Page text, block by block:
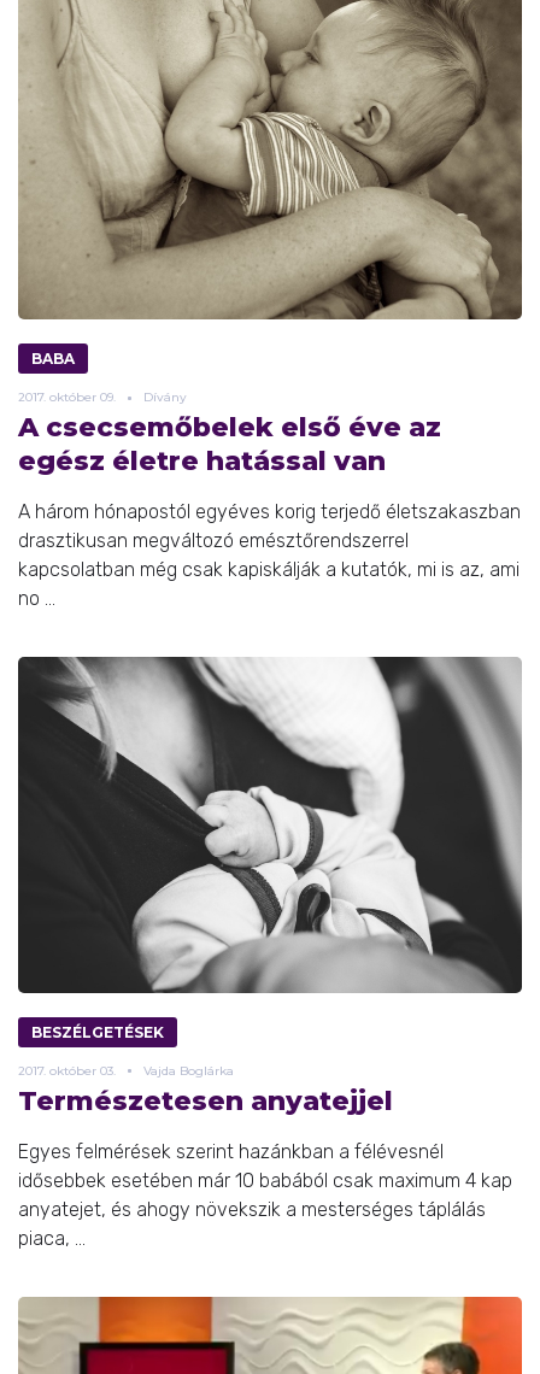
BABA
2017. október 09. Dívány
A csecsemőbelek első éve az
egész életre hatással van
A három hónapostól egyéves korig terjedő életszakaszban
drasztikusan megváltozó emésztőrendszerrel
kapcsolatban még csak kapiskálják a kutatók, mi is az, ami
no ...
BESZÉLGETÉSEK
2017. október 03. Vajda Boglárka
Természetesen anyatejjel
Egyes felmérések szerint hazánkban a félévesnél
idősebbek esetében már 10 babából csak maximum 4 kap
anyatejet, és ahogy növekszik a mesterséges táplálás
piaca, ...